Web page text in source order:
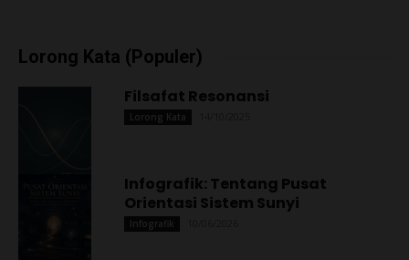
Lorong Kata (Populer)
Filsafat Resonansi
Lorong Kata
Infografik: Tentang Pusat
Orientasi Sistem Sunyi
Infografik